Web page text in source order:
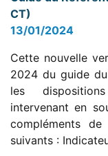
CT)
13/01/2024
Cette nouvelle
2024 du guide
les
intervenant en
compléments
suivants :